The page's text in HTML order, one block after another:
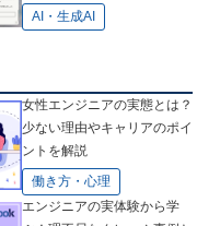
AI・生成AI
女性エンジニアの実態とは？
少ない理由やキャリアのポイ
ントを解説
働き方・心理
エンジニアの実体験から学